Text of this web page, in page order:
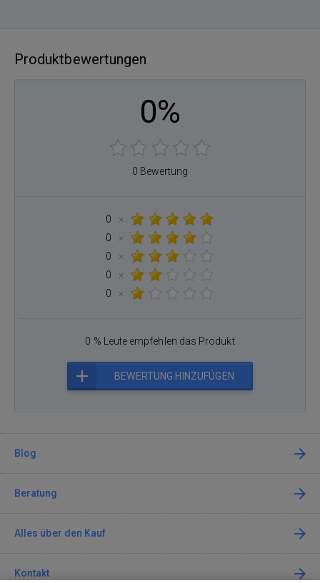
Produktbewertungen
0%
0 Bewertung
0
×
0
×
0
×
0
×
0
×
0 % Leute empfehlen das Produkt
BEWERTUNG HINZUFÜGEN
Blog
Beratung
Alles über den Kauf
Kontakt